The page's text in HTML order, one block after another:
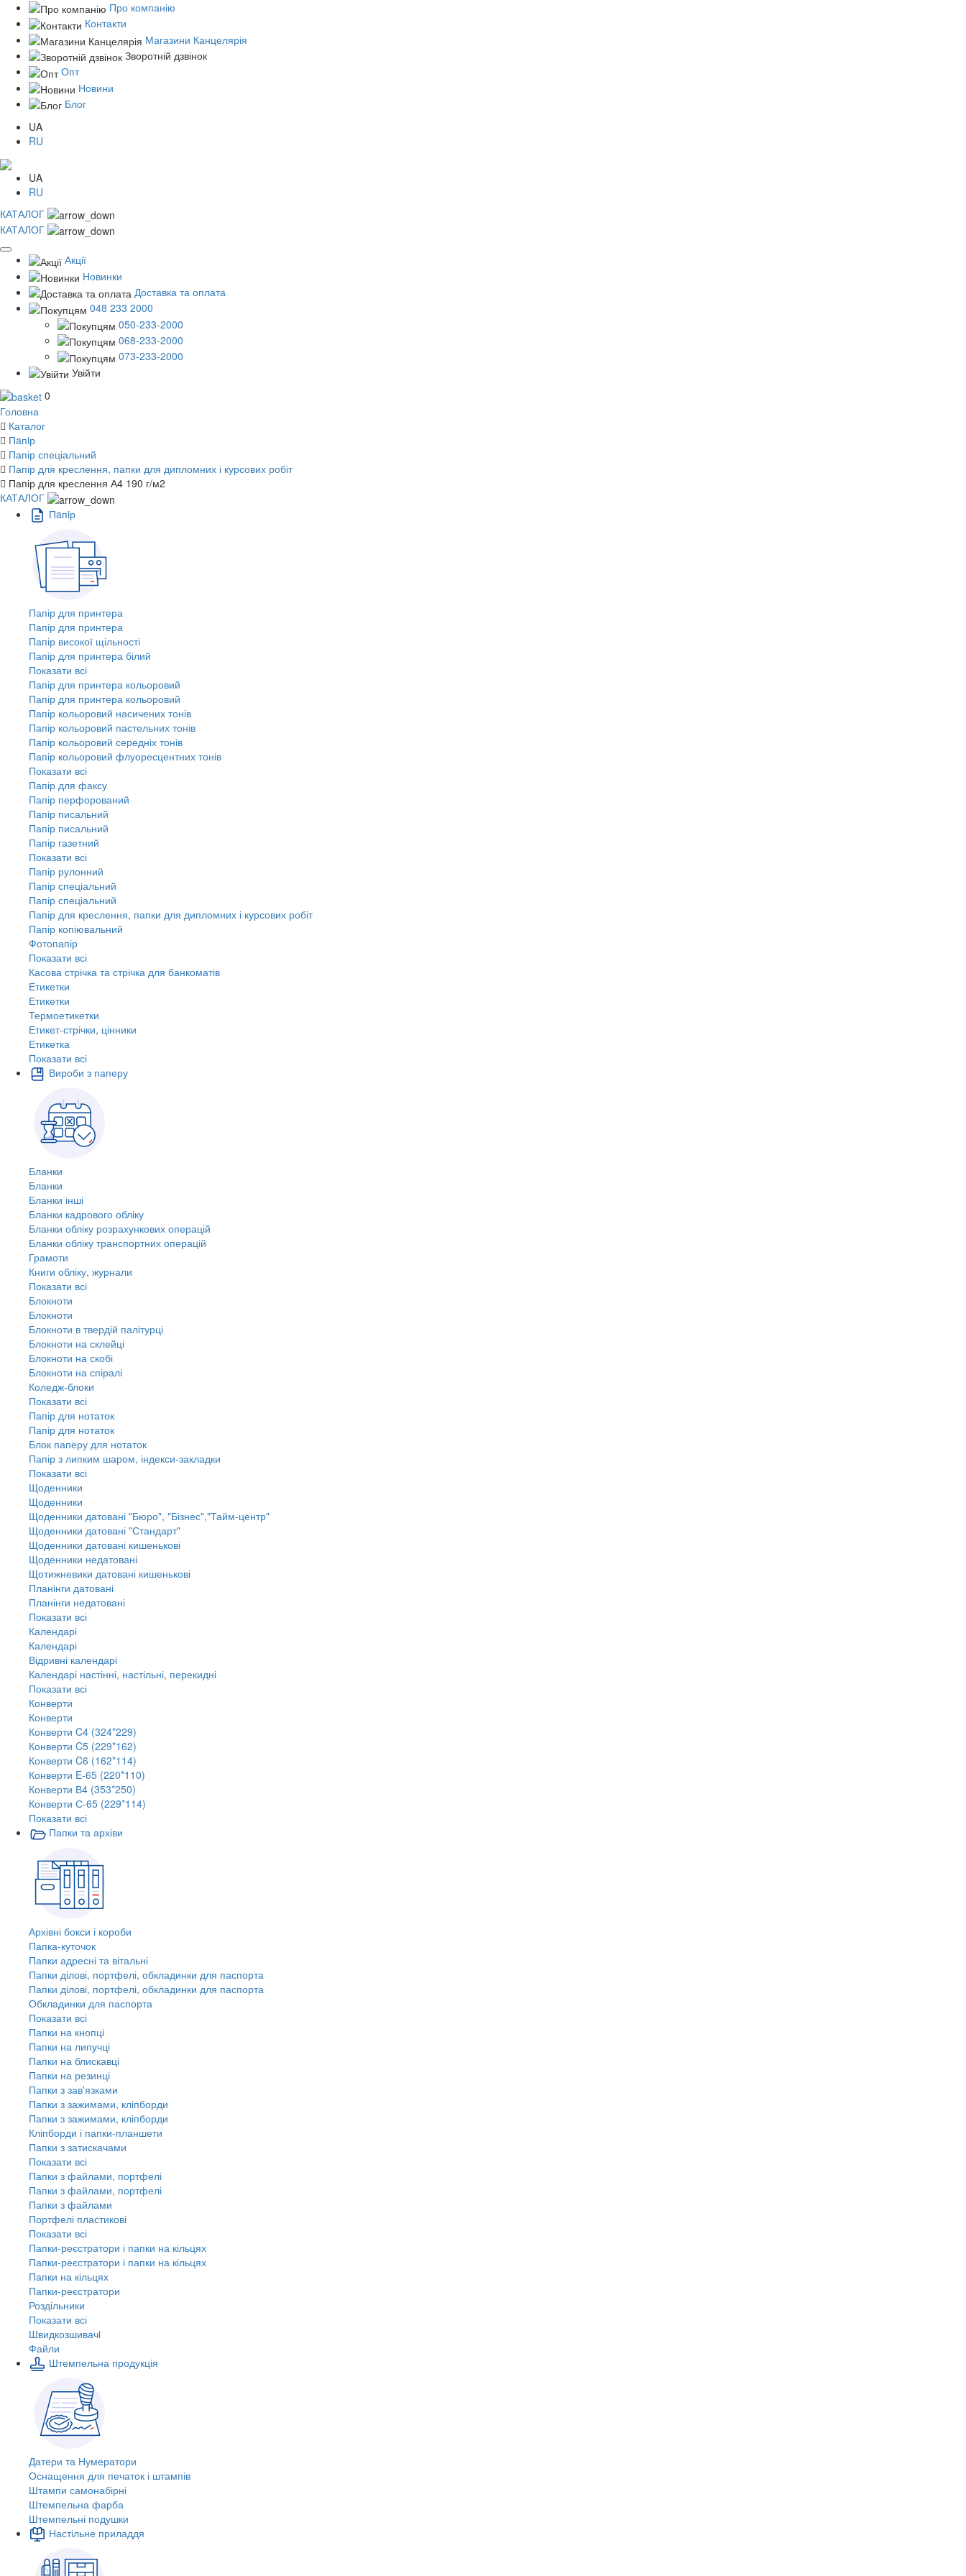
Про компанію
Контакти
Магазини Канцелярія
Зворотній дзвінок
Опт
Новини
Блог
UA
RU
UA
RU
КАТАЛОГ
КАТАЛОГ
Акції
Новинки
Доставка та оплата
048 233 2000
050-233-2000
068-233-2000
073-233-2000
Увійти
0
Головна
Каталог
Пaпiр
Папір спеціальний
Папір для креслення, папки для дипломних і курсових робіт
Папір для креслення А4 190 г/м2
КАТАЛОГ
Пaпiр
Папір для принтера
Папір для принтера
Папір високої щільності
Папір для принтера білий
Показати всі
Папір для принтера кольоровий
Папір для принтера кольоровий
Папір кольоровий насичених тонів
Папір кольоровий пастельних тонів
Папір кольоровий середніх тонів
Папір кольоровий флуоресцентних тонів
Показати всі
Папір для факсу
Папір перфорований
Папір писальний
Папір писальний
Папір газетний
Показати всі
Папір рулонний
Папір спеціальний
Папір спеціальний
Папір для креслення, папки для дипломних і курсових робіт
Папір копіювальний
Фотопапір
Показати всі
Касова стрічка та стрічка для банкоматів
Етикетки
Етикетки
Термоетикетки
Етикет-стрічки, цінники
Етикетка
Показати всі
Вироби з паперу
Бланки
Бланки
Бланки інші
Бланки кадрового обліку
Бланки обліку розрахункових операцій
Бланки обліку транспортних операцій
Грамоти
Книги обліку, журнали
Показати всі
Блокноти
Блокноти
Блокноти в твердій палітурці
Блокноти на склейці
Блокноти на скобі
Блокноти на спіралі
Коледж-блоки
Показати всі
Папір для нотаток
Папір для нотаток
Блок паперу для нотаток
Папір з липким шаром, індекси-закладки
Показати всі
Щоденники
Щоденники
Щоденники датовані "Бюро", "Бізнес","Тайм-центр"
Щоденники датовані "Стандарт"
Щоденники датовані кишенькові
Щоденники недатовані
Щотижневики датовані кишенькові
Планінги датовані
Планінги недатовані
Показати всі
Календарі
Календарі
Відривні календарі
Календарі настінні, настільні, перекидні
Показати всі
Конверти
Конверти
Конверти C4 (324*229)
Конверти C5 (229*162)
Конверти C6 (162*114)
Конверти E-65 (220*110)
Конверти В4 (353*250)
Конверти С-65 (229*114)
Показати всі
Папки та архіви
Архівні бокси і короби
Папка-куточок
Папки адресні та вітальні
Папки ділові, портфелі, обкладинки для паспорта
Папки ділові, портфелі, обкладинки для паспорта
Обкладинки для паспорта
Показати всі
Папки на кнопці
Папки на липучці
Папки на блискавці
Папки на резинці
Папки з зав'язками
Папки з зажимами, кліпборди
Папки з зажимами, кліпборди
Кліпборди і папки-планшети
Папки з затискачами
Показати всі
Папки з файлами, портфелі
Папки з файлами, портфелі
Папки з файлами
Портфелі пластикові
Показати всі
Папки-реєстратори і папки на кільцях
Папки-реєстратори і папки на кільцях
Папки на кільцях
Папки-реєстратори
Роздільники
Показати всі
Швидкозшивачi
Файли
Штемпельна продукція
Датери та Нумератори
Оснащення для печаток і штампів
Штампи самонабірні
Штемпельна фарба
Штемпельні подушки
Настільне приладдя